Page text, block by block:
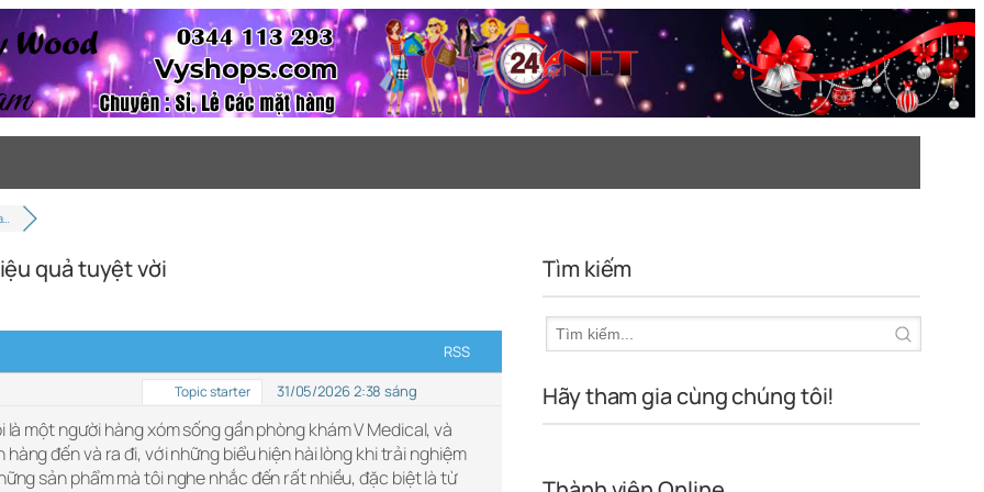
quả tuyệt vời
RSS
Topic starter 31/05/2026 2:38 sáng
là một người hàng xóm sống gần phòng khám V Medical, và
đến và ra đi, với những biểu hiện hài lòng khi trải nghiệm
sản phẩm mà tôi nghe nhắc đến rất nhiều, đặc biệt là từ
Tìm kiếm
Hãy tham gia cùng chúng tôi!